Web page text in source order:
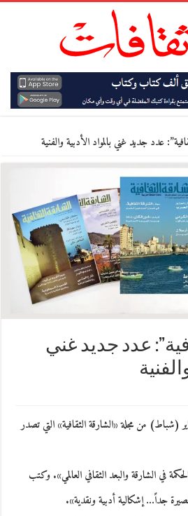
عدد جديد غني بالمواد الأدبية والفنية
عدد جديد غني
(52) لشهر فبراير (شباط) من مجلة «الشارقة الثقافية» التي تصدر
في الشارقة والبعد الثقافي العالمي». وكتب
جداً… إشكالية أدبية ونقدية».